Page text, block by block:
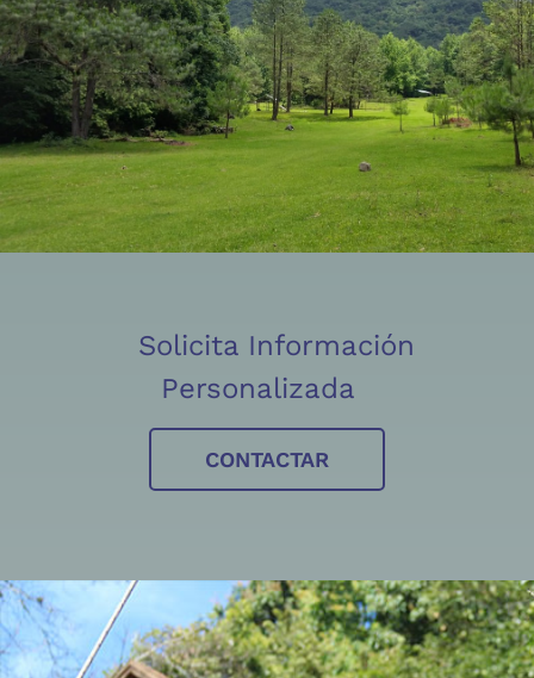
Solicita Información
Personalizada
CONTACTAR